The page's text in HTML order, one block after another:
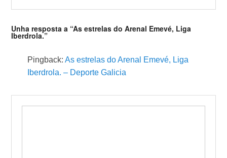
Unha resposta a “As estrelas do Arenal Emevé, Liga
Iberdrola.”
Pingback:As estrelas do Arenal Emevé, Liga
Iberdrola. – Deporte Galicia